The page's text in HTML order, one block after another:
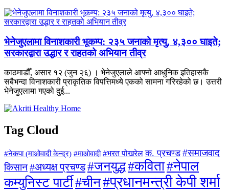
भेनेजुएलामा विनाशकारी भूकम्प: २३५ जनाको मृत्यु, ४,३०० घाइते;
सरकारद्वारा उद्धार र राहतको अभियान तीव्र
काठमाडौँ, असार १२ (जुन २६) । भेनेजुएलाले आफ्नो आधुनिक इतिहासकै
सबैभन्दा विनाशकारी प्राकृतिक विपत्तिमध्ये एकको सामना गरिरहेको छ। उत्तरी
भेनेजुएलामा गएको दुई...
Tag Cloud
#नेकपा (माओवादी केन्द्र) #माओवादी #भरत पोखरेल क. प्रचण्ड #समाजवाद
किसान#अध्यक्ष प्रचण्ड#जनयुद्ध#कविता#नेपाल
कम्युनिस्ट पार्टी#चीन#प्रधानमन्त्री केपी शर्मा